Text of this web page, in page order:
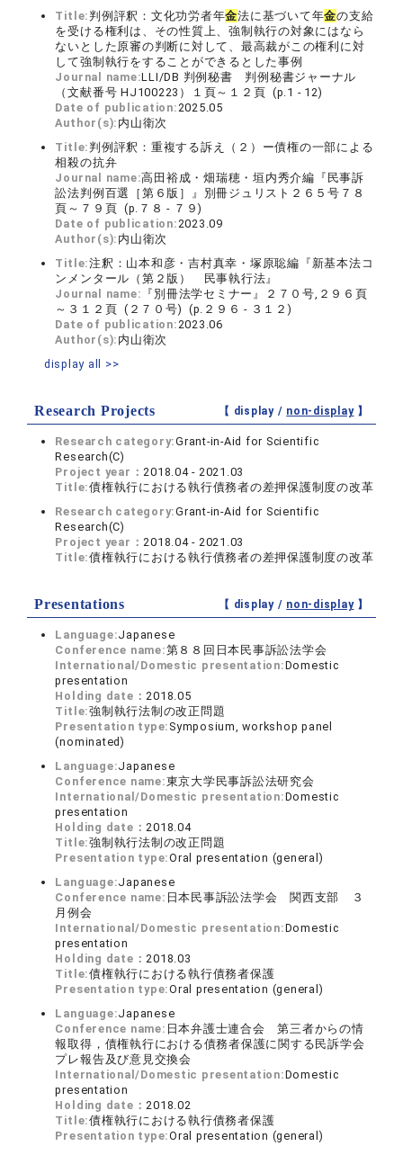
Title: 判例評釈：文化功労者年金法に基づいて年金の支給
を受ける権利は、その性質上、強制執行の対象にはなら
ないとした原審の判断に対して、最高裁がこの権利に対
して強制執行をすることができるとした事例
Journal name:LLI/DB 判例秘書 判例秘書ジャーナル
（文献番号 HJ100223）１頁～１２頁 (p.1 - 12)
Date of publication:2025.05
Author(s): 内山衛次
Title: 判例評釈：重複する訴え（２）ー債権の一部による
相殺の抗弁
Journal name:高田裕成・畑瑞穂・垣内秀介編『民事訴
訟法判例百選［第６版］』別冊ジュリスト２６５号７８
頁～７９頁 (p.７８ - ７９)
Date of publication:2023.09
Author(s): 内山衛次
Title:注釈：山本和彦・吉村真幸・塚原聡編『新基本法コ
ンメンタール（第２版） 民事執行法』
Journal name: 『別冊法学セミナー』２７０号,２９６頁
～３１２頁 (２７０号) (p.２９６ - ３１２)
Date of publication:2023.06
Author(s): 内山衛次
display all >>
Research Projects 【 display / non-display】
Research category:Grant-in-Aid for Scientific
Research(C)
Project year：2018.04 - 2021.03
Title:債権執行における執行債務者の差押保護制度の改革
Research category:Grant-in-Aid for Scientific
Research(C)
Project year：2018.04 - 2021.03
Title:債権執行における執行債務者の差押保護制度の改革
Presentations 【 display / non-display】
Language:Japanese
Conference name:第８８回日本民事訴訟法学会
International/Domestic presentation:Domestic
presentation
Holding date：2018.05
Title:強制執行法制の改正問題
Presentation type: Symposium, workshop panel
(nominated)
Language:Japanese
Conference name:東京大学民事訴訟法研究会
International/Domestic presentation:Domestic
presentation
Holding date：2018.04
Title:強制執行法制の改正問題
Presentation type:Oral presentation (general)
Language:Japanese
Conference name: 日本民事訴訟法学会 関西支部 ３
月例会
International/Domestic presentation:Domestic
presentation
Holding date：2018.03
Title:債権執行における執行債務者保護
Presentation type:Oral presentation (general)
Language:Japanese
Conference name: 日本弁護士連合会 第三者からの情
報取得，債権執行における債務者保護に関する民訴学会
プレ報告及び意見交換会
International/Domestic presentation:Domestic
presentation
Holding date：2018.02
Title:債権執行における執行債務者保護
Presentation type:Oral presentation (general)